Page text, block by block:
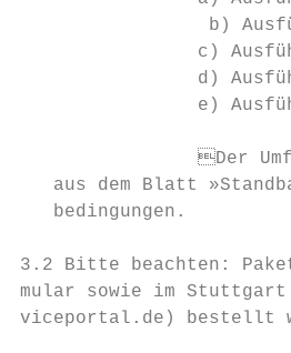
aus dem Blatt
bedingungen.
3.2 Bitte beachten:
mular sowie im
viceportal.de)